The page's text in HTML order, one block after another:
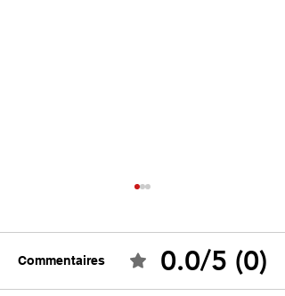
Commentaires 0.0/5 (0)